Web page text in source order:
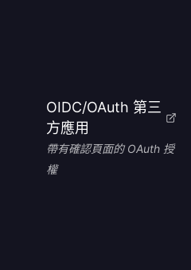
OIDC/OAuth 第三
方應用
帶有確認頁面的 OAuth 授
權